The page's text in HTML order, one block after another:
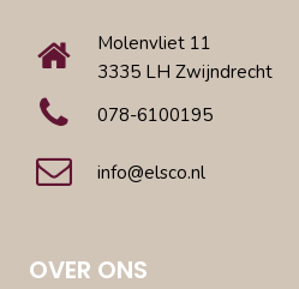
Molenvliet 11
3335 LH Zwijndrecht
078-6100195
info@elsco.nl
OVER ONS